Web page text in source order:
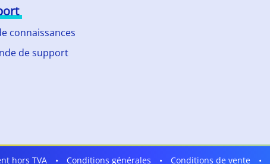
connaissances
de support
hors TVA • Conditions générales • Conditions de vente •